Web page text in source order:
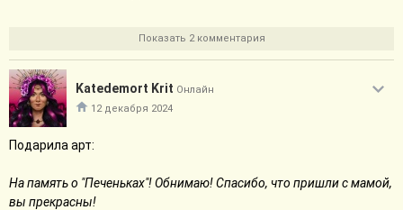
Показать 2 комментария
Katedemort Krit Онлайн
12 декабря 2024
Подарила арт:
На память о "Печеньках"! Обнимаю! Спасибо, что пришли с мамой,
вы прекрасны!